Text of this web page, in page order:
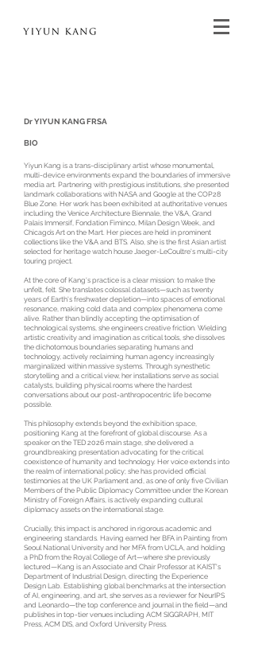
Dr YIYUN KANG FRSA
BIO
Yiyun Kang is a trans-disciplinary artist whose monumental,
multi-device environments expand the boundaries of immersive
media art. Partnering with prestigious institutions, she presented
landmark collaborations with NASA and Google at the COP28
Blue Zone. Her work has been exhibited at authoritative venues
including the Venice Architecture Biennale, the V&A, Grand
Palais Immersif, Fondation Fiminco, Milan Design Week, and
Chicago’s Art on the Mart. Her pieces are held in prominent
collections like the V&A and BTS. Also, she is the first Asian artist
selected for heritage watch house Jaeger-LeCoultre's multi-city
touring project.
At the core of Kang's practice is a clear mission: to make the
unfelt, felt. She translates colossal datasets—such as twenty
years of Earth's freshwater depletion—into spaces of emotional
resonance, making cold data and complex phenomena come
alive. Rather than blindly accepting the optimisation of
technological systems, she engineers creative friction. Wielding
artistic creativity and imagination as critical tools, she dissolves
the dichotomous boundaries separating humans and
technology, actively reclaiming human agency increasingly
marginalized within massive systems. Through synesthetic
storytelling and a critical view, her installations serve as social
catalysts, building physical rooms where the hardest
conversations about our post-anthropocentric life become
possible.
This philosophy extends beyond the exhibition space,
positioning Kang at the forefront of global discourse. As a
speaker on the TED 2026 main stage, she delivered a
groundbreaking presentation advocating for the critical
coexistence of humanity and technology. Her voice extends into
the realm of international policy; she has provided official
testimonies at the UK Parliament and, as one of only five Civilian
Members of the Public Diplomacy Committee under the Korean
Ministry of Foreign Affairs, is actively expanding cultural
diplomacy assets on the international stage.
Crucially, this impact is anchored in rigorous academic and
engineering standards. Having earned her BFA in Painting from
Seoul National University and her MFA from UCLA, and holding
a PhD from the Royal College of Art—where she previously
lectured—Kang is an Associate and Chair Professor at KAIST's
Department of Industrial Design, directing the Experience
Design Lab. Establishing global benchmarks at the intersection
of AI, engineering, and art, she serves as a reviewer for NeurIPS
and Leonardo—the top conference and journal in the field—and
publishes in top-tier venues including ACM SIGGRAPH, MIT
Press, ACM DIS, and Oxford University Press.